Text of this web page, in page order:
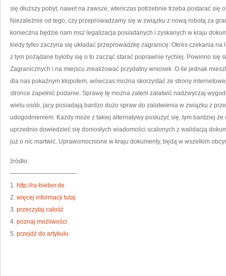
się dłuższy pobyt, nawet na zawsze, wtenczas potrzebnie trzeba postarać się
Niezależnie od tego, czy przeprowadzamy się w związku z nową robotą za
konieczna będzie nam msz legalizacja posiadanych i zyskanych w kraju
kiedy tylko zaczyna się układać przeprowadzkę zagranicę. Okres czekania
z tym pożądane byłoby się o to zacząć starać poprawnie rychlej. Powinno się
Zagranicznych i na miejscu zrealizować przydatny wniosek. O ile jednak
dla nas pokaźnym kłopotem, wówczas można skorzystać ze strony
stronce zapełnić podanie. Sprawę tę można zatem załatwić nadzwyczaj
wielu osób, jacy posiadają bardzo dużo spraw do załatwienia w związku z
udogodnieniem. Każdy może z takiej alternatywy posłużyć się, tym bardziej
uprzednio dowiedzieć się doniosłych wiadomości scalonych z walidacją
już o nic martwić. Uprawomocnione w kraju dokumenty, będą w wszelkim
źródło:
———————————
1. http://ra-bieber.de
2. więcej informacji tutaj
3. przeczytaj całość
4. poznaj możliwości
5. przejdź do artykułu